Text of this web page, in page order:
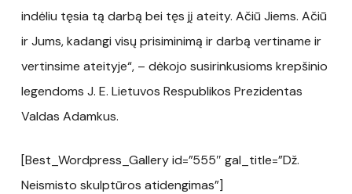
indėliu tęsia tą darbą bei tęs jį ateity. Ačiū Jiems. Ačiū
ir Jums, kadangi visų prisiminimą ir darbą vertiname ir
vertinsime ateityje“, – dėkojo susirinkusioms krepšinio
legendoms J. E. Lietuvos Respublikos Prezidentas
Valdas Adamkus.
[Best_Wordpress_Gallery id=”555″ gal_title=”Dž.
Neismisto skulptūros atidengimas”]